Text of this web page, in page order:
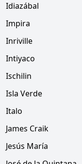
Idiazábal
Impira
Inriville
Intiyaco
Ischilin
Isla Verde
Italo
James Craik
Jesús María